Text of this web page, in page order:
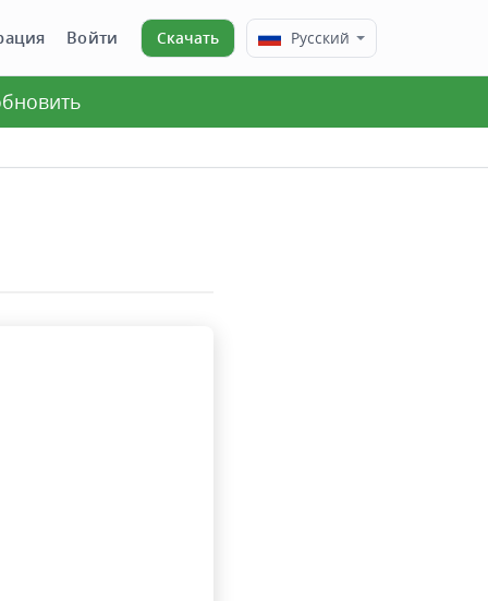
Войти Скачать Русский